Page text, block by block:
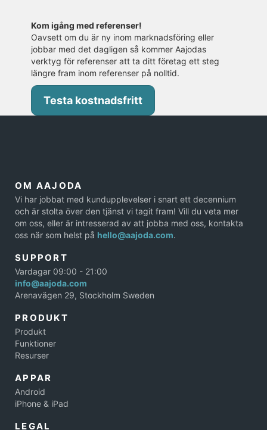
Kom igång med referenser!
Oavsett om du är ny inom marknadsföring eller
jobbar med det dagligen så kommer Aajodas
verktyg för referenser att ta ditt företag ett steg
längre fram inom referenser på nolltid.
Testa kostnadsfritt
OM AAJODA
Vi har jobbat med kundupplevelser i snart ett decennium
och är stolta över den tjänst vi tagit fram! Vill du veta mer
om oss, eller är intresserad av att jobba med oss, kontakta
oss när som helst på hello@aajoda.com.
SUPPORT
Vardagar 09:00 - 21:00
info@aajoda.com
Arenavägen 29, Stockholm Sweden
PRODUKT
Produkt
Funktioner
Resurser
APPAR
Android
iPhone & iPad
LEGAL